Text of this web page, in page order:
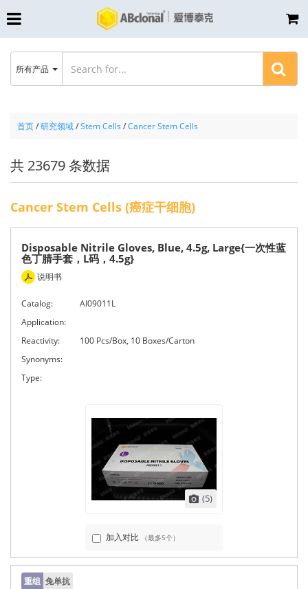
首页/研究领域/Stem Cells/Cancer Stem Cells
共 23679 条数据
Cancer Stem Cells (癌症干细胞)
Disposable Nitrile Gloves, Blue, 4.5g, Large{一次性蓝
色丁腈手套，L码，4.5g}
说明书
Catalog:
AI09011L
Application:
Reactivity:
100 Pcs/Box, 10 Boxes/Carton
Synonyms:
Type:
(5)
加入对比 （最多5个）
重组 兔单抗
所有产品